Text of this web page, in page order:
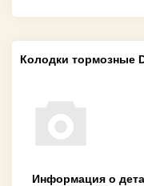
Колодки тормозные
Информация о